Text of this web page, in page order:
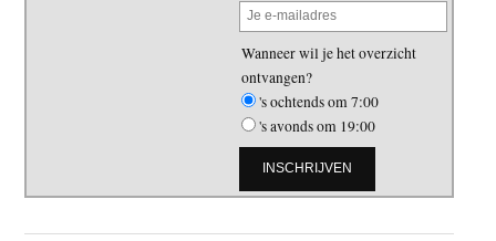
Wanneer wil je het overzicht
ontvangen?
's ochtends om 7:00
's avonds om 19:00